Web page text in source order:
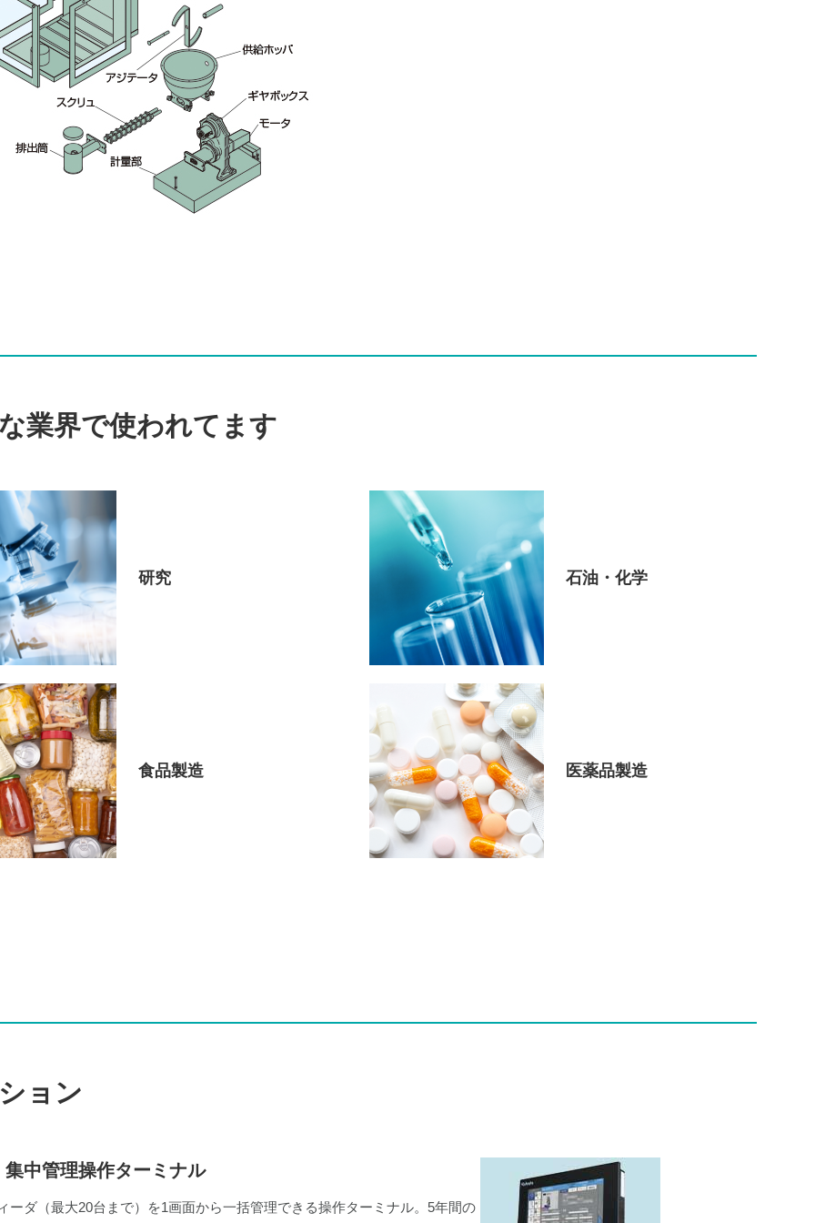
業界で使われてます
研究 石油・化学
食品製造 医薬品製造
ョン
集中管理操作ターミナル
ーダ（最大20台まで）を1画面から一括管理できる操作ターミナル。5年間の